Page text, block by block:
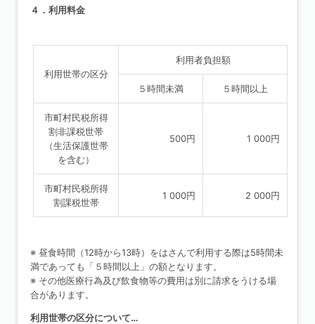
４．利用料金
利用世帯の区分
利用者負担額
５時間未満 ５時間以上
市町村民税所得
割非課税世帯
（生活保護世帯
を含む）
500円 1 000円
市町村民税所得
割課税世帯
1 000円 2 000円
※ 昼食時間（12時から13時）をはさんで利用する際は5時間未
満であっても「５時間以上」の額となります。
※ その他医療行為及び飲食物等の費用は別に請求をうける場
合があります。
利用世帯の区分について…